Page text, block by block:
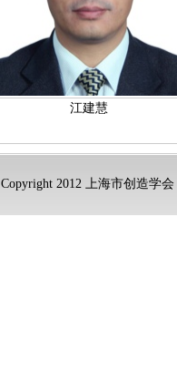
江建慧
Copyright 2012 上海市创造学